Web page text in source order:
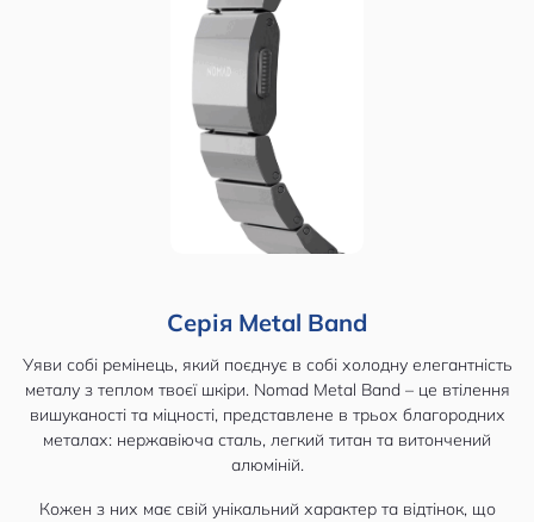
Серія Metal Band
Уяви собі ремінець, який поєднує в собі холодну елегантність
металу з теплом твоєї шкіри. Nomad Metal Band – це втілення
вишуканості та міцності, представлене в трьох благородних
металах: нержавіюча сталь, легкий титан та витончений
алюміній.
Кожен з них має свій унікальний характер та відтінок, що